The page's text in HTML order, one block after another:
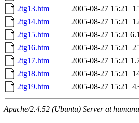
2tg13.htm
2005-08-27 15:21
2tg14.htm
2005-08-27 15:21
2tg15.htm
2005-08-27 15:21
2tg16.htm
2005-08-27 15:21
2tg17.htm
2005-08-27 15:21
2tg18.htm
2005-08-27 15:21
2tg19.htm
2005-08-27 15:21
Apache/2.4.52 (Ubuntu) Server at